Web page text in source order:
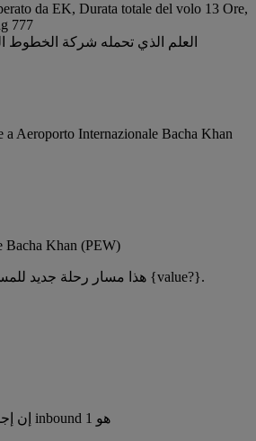
da EK, Durata totale del volo 13 Ore,
777
Aeroporto Internazionale Bacha Khan
Bacha Khan (PEW)
هذا مسار رحلة جديد للمسافرين سيبدأ تشغيله من {value?}.
إن إجمالي عدد النتائج لرحلات inbound هو 1